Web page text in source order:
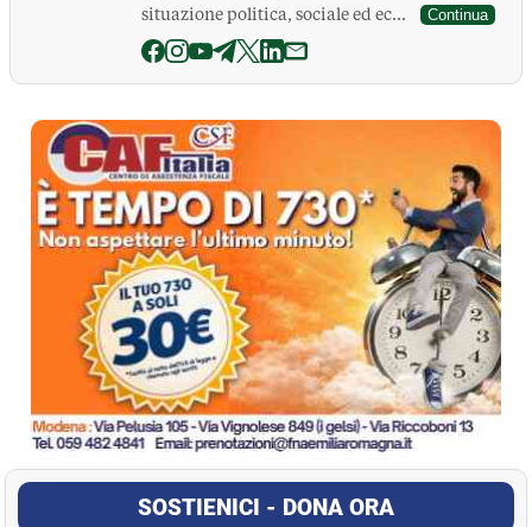
situazione politica, sociale ed ec...
Continua
La Pressa
SOSTIENICI - DONA ORA